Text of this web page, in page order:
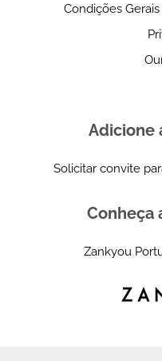
Condições
Adicione
Solicitar convite
Conheça
Zankyou